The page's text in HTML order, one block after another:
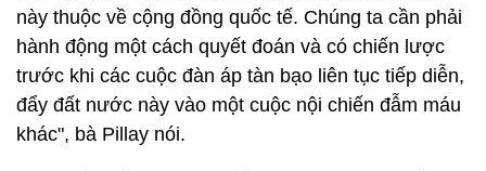
này thuộc về cộng đồng quốc tế. Chúng ta cần phải
hành động một cách quyết đoán và có chiến lược
trước khi các cuộc đàn áp tàn bạo liên tục tiếp diễn,
đẩy đất nước này vào một cuộc nội chiến đẫm máu
khác", bà Pillay nói.